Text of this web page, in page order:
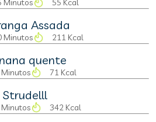
Minutos 55 Kcal
Assada
Minutos 211 Kcal
quente
Minutos 71 Kcal
Strudelll
Minutos 342 Kcal